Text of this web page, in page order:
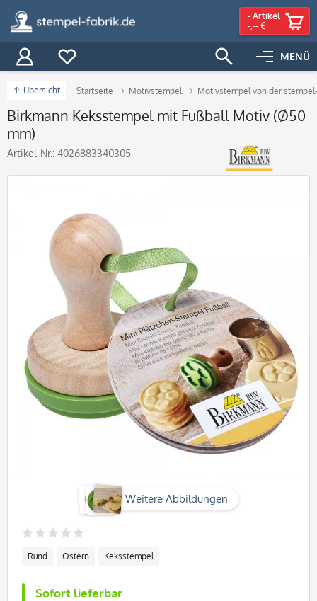
MENÜ
- Artikel
-,-- €
Übersicht Startseite Motivstempel Motivstempel von der
Birkmann Keksstempel mit Fußball Motiv (Ø50
mm)
Artikel-Nr.: 4026883340305
Weitere Abbildungen
Rund Ostern Keksstempel
Sofort lieferbar